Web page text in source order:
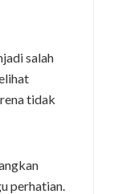
salah
tidak
perhatian.